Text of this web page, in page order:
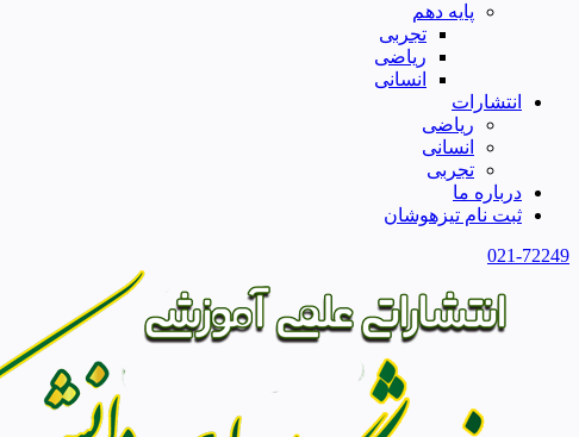
پایه دهم
تجربی
ریاضی
انسانی
انتشارات
ریاضی
انسانی
تجربی
درباره ما
ثبت نام تیزهوشان
021-72249